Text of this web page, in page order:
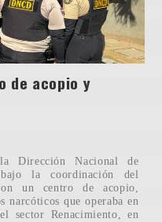
de acopio y
Dirección Nacional de
la coordinación del
un centro de acopio,
narcóticos que operaba en
sector Renacimiento, en